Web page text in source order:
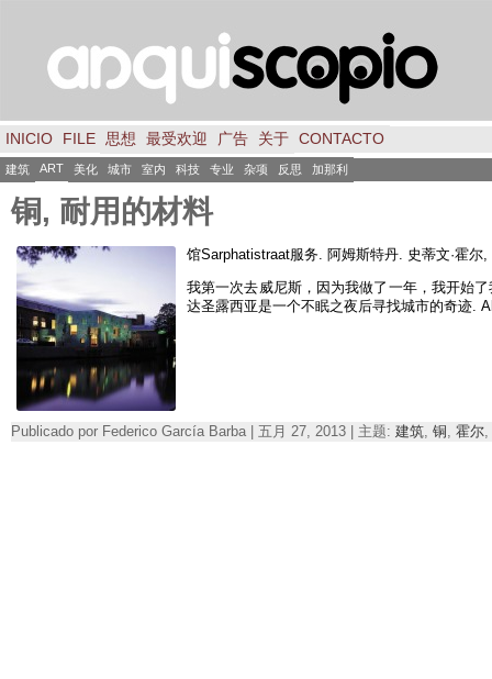
INICIO FILE 思想 最受欢迎 广告 关于 CONTACTO
建筑 ART 美化 城市 室内 科技 专业 杂项 反思 加那利
铜, 耐用的材料
馆Sarphatistraat服务. 阿姆斯特丹. 史蒂文·霍尔,
我第一次去威尼斯，因为我做了一年，我开始
达圣露西亚是一个不眠之夜后寻找城市的奇迹.
Publicado por Federico García Barba | 五月 27, 2013 | 主题: 建筑 铜 霍尔